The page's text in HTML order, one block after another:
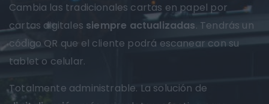
Cambia las tradicionales cartas en papel por
cartas digitales siempre actualizadas. Tendrás un
código QR que el cliente podrá escanear con su
tablet o celular.
Totalmente administrable. La solución de